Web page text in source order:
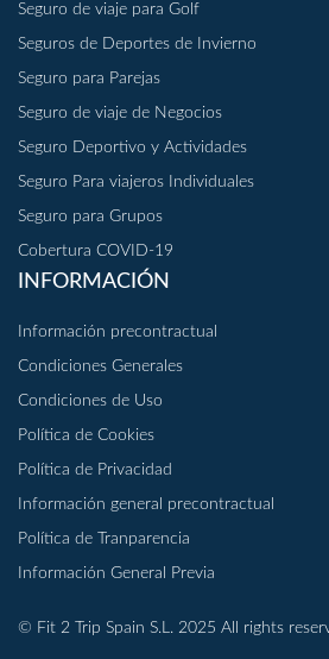
Seguro de viaje para Golf
Seguros de Deportes de Invierno
Seguro para Parejas
Seguro de viaje de Negocios
Seguro Deportivo y Actividades
Seguro Para viajeros Individuales
Seguro para Grupos
Cobertura COVID-19
INFORMACIÓN
Información precontractual
Condiciones Generales
Condiciones de Uso
Política de Cookies
Política de Privacidad
Información general precontractual
Política de Tranparencia
Información General Previa
© Fit 2 Trip Spain S.L. 2025 All rights